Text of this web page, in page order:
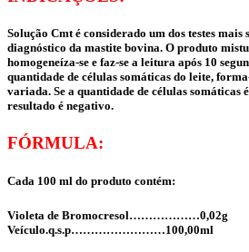
Solução Cmt é considerado um dos testes mais
diagnóstico da mastite bovina. O produto
homogeneíza-se e faz-se a leitura após 10
quantidade de células somáticas do leite,
variada. Se a quantidade de células somáticas
resultado é negativo.
FÓRMULA:
Cada 100 ml do produto contém:
Violeta de Bromocresol………………0,02g
Veículo.q.s.p……………………100,00ml